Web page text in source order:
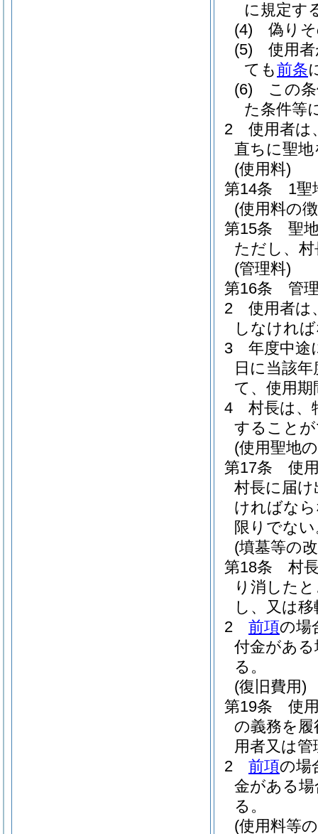
に規定す
(4)
偽り
(5)
使用
ても前条
(6)
この
た条件等
2
使用者は
直ちに聖
(使用料)
第14条
1聖
(使用料の
第15条
聖
ただし、
(管理料)
第16条
管
2
使用者は
しなけれ
3
年度中途
日に当該
て、使用
4
村長は、
すること
(使用聖地
第17条
使
村長に届
ければな
限りでな
(墳墓等の
第18条
村
り消した
し、又は
2
前項の場
付金があ
る。
(復旧費用)
第19条
使
の義務を
用者又は
2
前項の場
金がある
る。
(使用料等